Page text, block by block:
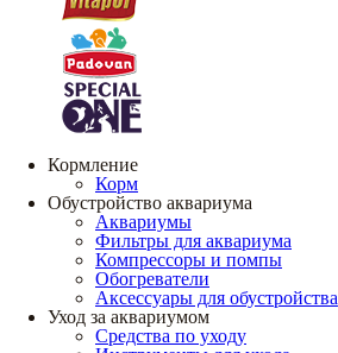
Кормление
Корм
Обустройство аквариума
Аквариумы
Фильтры для аквариума
Компрессоры и помпы
Обогреватели
Аксессуары для обустройства
Уход за аквариумом
Средства по уходу